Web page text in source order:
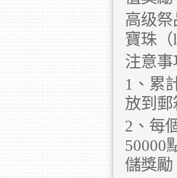
高级
寶珠
注意事
1、累
放到
2、每
50000
儲獎勵